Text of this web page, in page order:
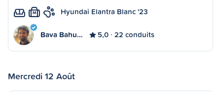
M Hyundai Elantra Blanc '23
Bava Bahu… 5,0 22 conduits
Mercredi 12 Août